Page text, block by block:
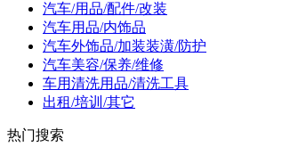
汽车/用品/配件/改装
汽车用品/内饰品
汽车外饰品/加装装潢/防护
汽车美容/保养/维修
车用清洗用品/清洗工具
出租/培训/其它
热门搜索